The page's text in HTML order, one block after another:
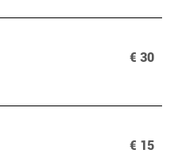
€ 30
€ 15